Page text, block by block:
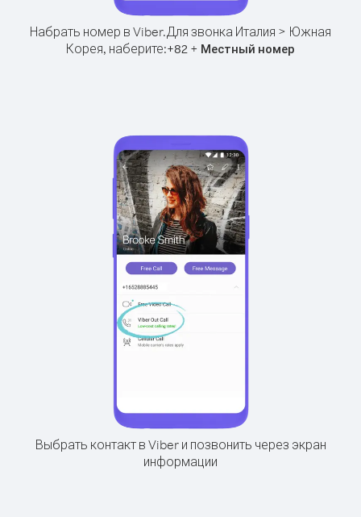
Набрать номер в Viber.Для звонка Италия > Южная
Корея, наберите:+82 + Местный номер
Выбрать контакт в Viber и позвонить через экран
информации